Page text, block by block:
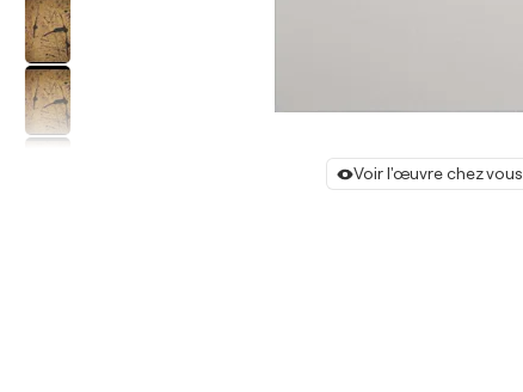
Voir l'œuvre chez vous